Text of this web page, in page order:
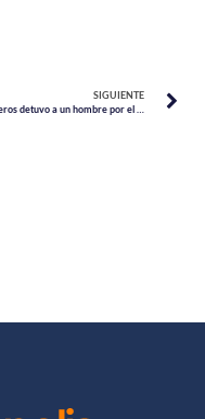
SIGUIENTE